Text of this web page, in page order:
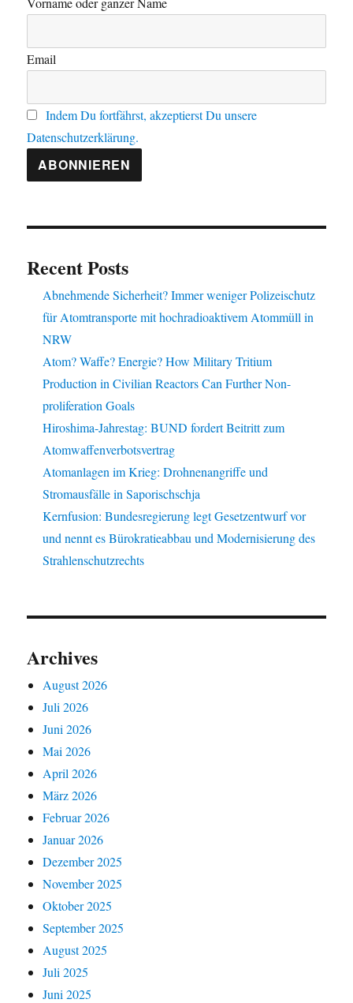
Email
Indem Du fortfährst, akzeptierst Du unsere
Datenschutzerklärung.
Recent Posts
Abnehmende Sicherheit? Immer weniger Polizeischutz
für Atomtransporte mit hochradioaktivem Atommüll in
NRW
Atom? Waffe? Energie? How Military Tritium
Production in Civilian Reactors Can Further Non-
proliferation Goals
Hiroshima-Jahrestag: BUND fordert Beitritt zum
Atomwaffenverbotsvertrag
Atomanlagen im Krieg: Drohnenangriffe und
Stromausfälle in Saporischschja
Kernfusion: Bundesregierung legt Gesetzentwurf vor
und nennt es Bürokratieabbau und Modernisierung des
Strahlenschutzrechts
Archives
August 2026
Juli 2026
Juni 2026
Mai 2026
April 2026
März 2026
Februar 2026
Januar 2026
Dezember 2025
November 2025
Oktober 2025
September 2025
August 2025
Juli 2025
Juni 2025